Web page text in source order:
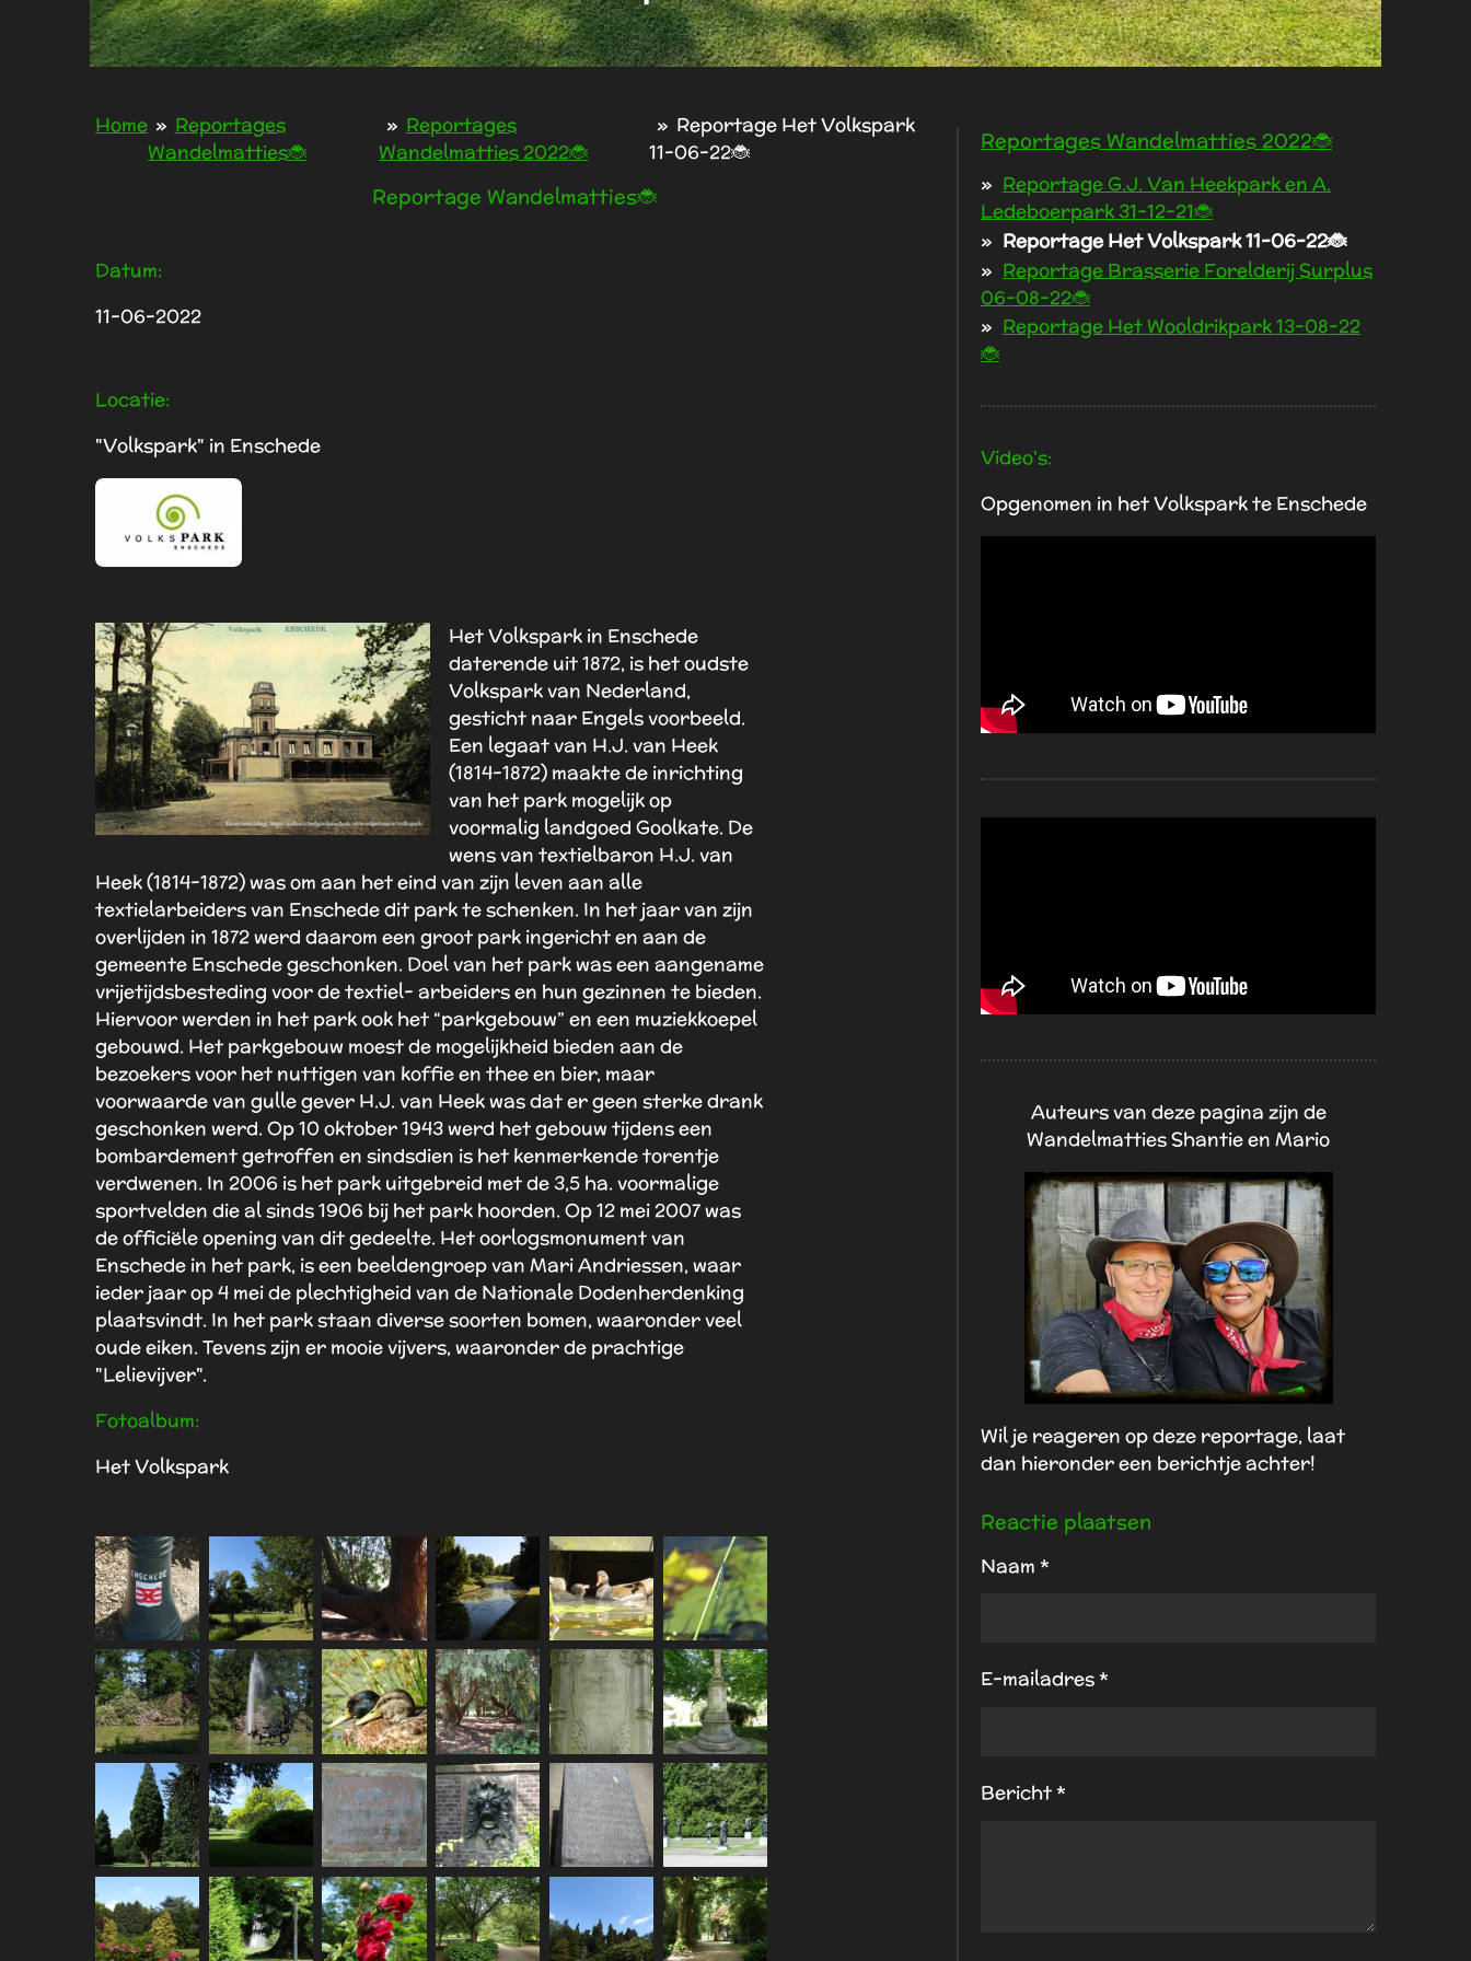
Home » Reportages
Wandelmatties🐞
» Reportages
Wandelmatties 2022🐞
» Reportage Het Volkspark
11-06-22🐞
Reportage Wandelmatties🐞
Datum:
11-06-2022
Locatie:
"Volkspark" in Enschede
Het Volkspark in Enschede
daterende uit 1872, is het oudste
Volkspark van Nederland,
gesticht naar Engels voorbeeld.
Een legaat van H.J. van Heek
(1814-1872) maakte de inrichting
van het park mogelijk op
voormalig landgoed Goolkate. De
wens van textielbaron H.J. van
Heek (1814-1872) was om aan het eind van zijn leven aan alle
textielarbeiders van Enschede dit park te schenken. In het jaar van zijn
overlijden in 1872 werd daarom een groot park ingericht en aan de
gemeente Enschede geschonken. Doel van het park was een aangename
vrijetijdsbesteding voor de textiel- arbeiders en hun gezinnen te bieden.
Hiervoor werden in het park ook het “parkgebouw” en een muziekkoepel
gebouwd. Het parkgebouw moest de mogelijkheid bieden aan de
bezoekers voor het nuttigen van koffie en thee en bier, maar
voorwaarde van gulle gever H.J. van Heek was dat er geen sterke drank
geschonken werd. Op 10 oktober 1943 werd het gebouw tijdens een
bombardement getroffen en sindsdien is het kenmerkende torentje
verdwenen. In 2006 is het park uitgebreid met de 3,5 ha. voormalige
sportvelden die al sinds1906 bij het park hoorden. Op 12 mei 2007was
de officiële opening van dit gedeelte. Het oorlogsmonument van
Enschede in het park, is een beeldengroep van Mari Andriessen, waar
ieder jaar op 4 mei de plechtigheid van de Nationale Dodenherdenking
plaatsvindt. In het park staan diverse soorten bomen, waaronder veel
oude eiken. Tevens zijn er mooie vijvers, waaronder de prachtige
"Lelievijver".
Fotoalbum:
Het Volkspark
Reportages Wandelmatties 2022🐞
Reportage G.J. Van Heekpark en A.
Ledeboerpark 31-12-21🐞
Reportage Het Volkspark 11-06-22🐞
Reportage Brasserie Forelderij Surplus
06-08-22🐞
Reportage Het Wooldrikpark 13-08-22
🐞
Video's:
Opgenomen in het Volkspark te Enschede
Auteurs van deze pagina zijn de
Wandelmatties Shantie en Mario
Wil je reageren op deze reportage, laat
dan hieronder een berichtje achter!
Reactie plaatsen
Naam *
E-mailadres *
Bericht *